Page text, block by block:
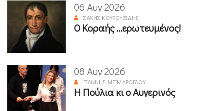
06 Αυγ 2026
ΣΆΚΗΣ ΚΟΥΡΟΥΖΊΔΗΣ
Ο Κοραής ...ερωτευμένος!
08 Αυγ 2026
ΓΙΆΝΝΗΣ ΜΕΪΜΆΡΟΓΛΟΥ
Η Πούλια κι ο Αυγερινός